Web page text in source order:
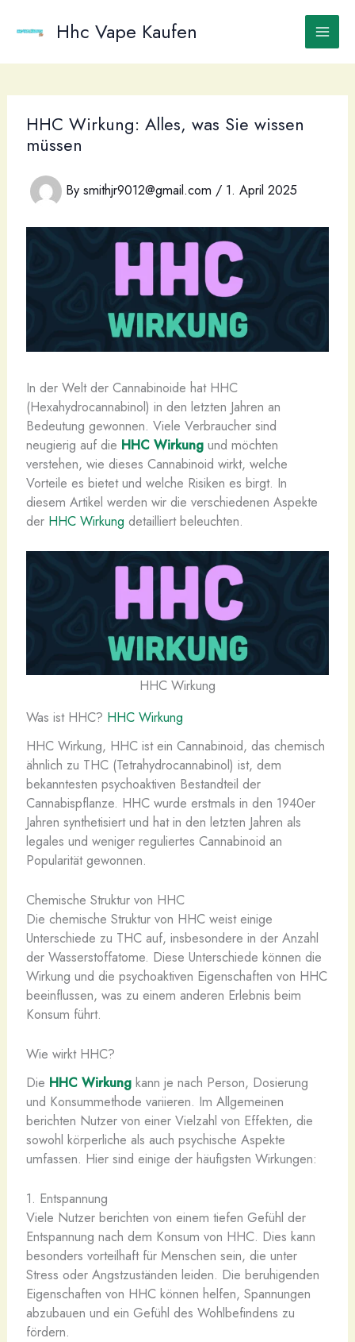
Hhc Vape Kaufen
HHC Wirkung: Alles, was Sie wissen
müssen
By smithjr9012@gmail.com / 1. April 2025
In der Welt der Cannabinoide hat HHC
(Hexahydrocannabinol) in den letzten Jahren an
Bedeutung gewonnen. Viele Verbraucher sind
neugierig auf die HHC Wirkungund möchten
verstehen, wie dieses Cannabinoid wirkt, welche
Vorteile es bietet und welche Risiken es birgt. In
diesem Artikel werden wir die verschiedenen Aspekte
der HHC Wirkung detailliert beleuchten.
HHC Wirkung
Was ist HHC? HHC Wirkung
HHC Wirkung, HHC ist ein Cannabinoid, das chemisch
ähnlich zu THC (Tetrahydrocannabinol) ist, dem
bekanntesten psychoaktiven Bestandteil der
Cannabispflanze. HHC wurde erstmals in den 1940er
Jahren synthetisiert und hat in den letzten Jahren als
legales und weniger reguliertes Cannabinoid an
Popularität gewonnen.
Chemische Struktur von HHC
Die chemische Struktur von HHC weist einige
Unterschiede zu THC auf, insbesondere in der Anzahl
der Wasserstoffatome. Diese Unterschiede können die
Wirkung und die psychoaktiven Eigenschaften von HHC
beeinflussen, was zu einem anderen Erlebnis beim
Konsum führt.
Wie wirkt HHC?
Die HHC Wirkungkann je nach Person, Dosierung
und Konsummethode variieren. Im Allgemeinen
berichten Nutzer von einer Vielzahl von Effekten, die
sowohl körperliche als auch psychische Aspekte
umfassen. Hier sind einige der häufigsten Wirkungen:
1. Entspannung
Viele Nutzer berichten von einem tiefen Gefühl der
Entspannung nach dem Konsum von HHC. Dies kann
besonders vorteilhaft für Menschen sein, die unter
Stress oder Angstzuständen leiden. Die beruhigenden
Eigenschaften von HHC können helfen, Spannungen
abzubauen und ein Gefühl des Wohlbefindens zu
fördern.